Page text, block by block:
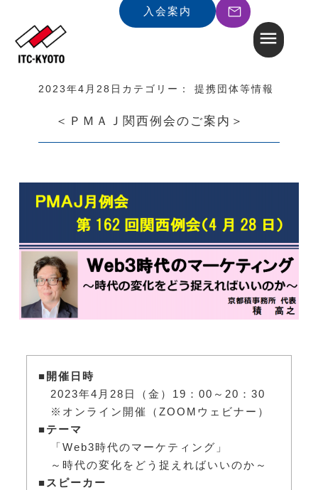
入会案内
2023年4月28日 カテゴリー： 提携団体等情報
＜ＰＭＡＪ関西例会のご案内＞
■開催日時
2023年4月28日（金）19：00～20：30
※オンライン開催（ZOOMウェビナー）
■テーマ
「Web3時代のマーケティング」
～時代の変化をどう捉えればいいのか～
■スピーカー